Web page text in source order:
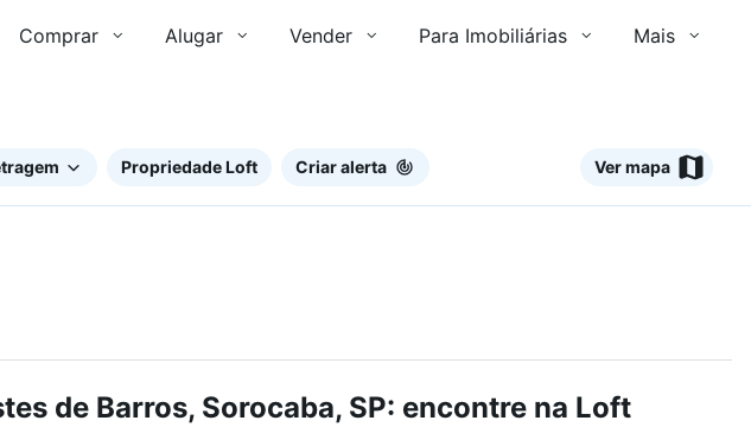
Comprar Alugar Vender Para Imobiliárias Mais
Propriedade Loft Criar alerta Ver mapa
de Barros, Sorocaba, SP: encontre na Loft